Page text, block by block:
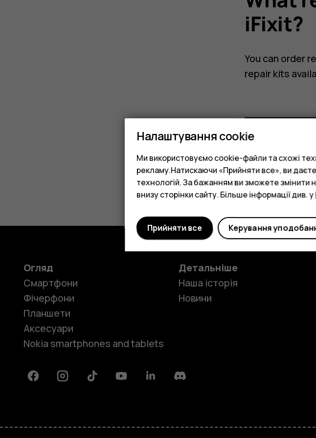
iFixit?
iFixit?
You can order
repair kits
Це було
Так Ні
Огляд
Смартфони
Фічерфони
Планшети
Аксесуари
Nokia smartphones and tablets
Детальніше
Наша історія
Новини
FacebookInstagramTiktok YoutubeLinkedinDiscord
Налаштування cookie
Ми використовуємо cookie-файли та схожі
рекламу.Натискаючи «Прийняти все», ви
технологій. За бажанням ви зможете
внизу сторінки сайту. Більше інформації див. у
Керування
Прийняти все